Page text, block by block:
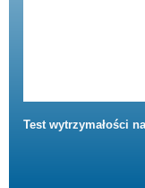
Test wytrzymałości